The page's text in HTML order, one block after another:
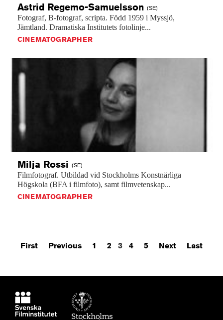
Astrid Regemo-Samuelsson (SE)
Fotograf, B-fotograf, scripta. Född 1959 i Myssjö,
Jämtland. Dramatiska Institutets fotolinje...
CINEMATOGRAPHER
Milja Rossi (SE)
Filmfotograf. Utbildad vid Stockholms Konstnärliga
Högskola (BFA i filmfoto), samt filmvetenskap...
CINEMATOGRAPHER
First Previous 1 2 3 4 5 Next Last